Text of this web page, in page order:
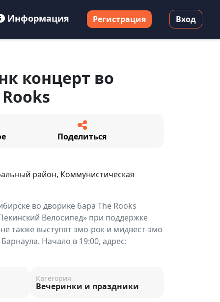
Информация Регистрация Вход
концерт во
Поделиться
район, Коммунистическая
во дворике бара The Rooks
Велосипед» при поддержке
также выступят эмо-рок и мидвест-эмо
Начало в 19:00, адрес:
Категория
Вечеринки и праздники